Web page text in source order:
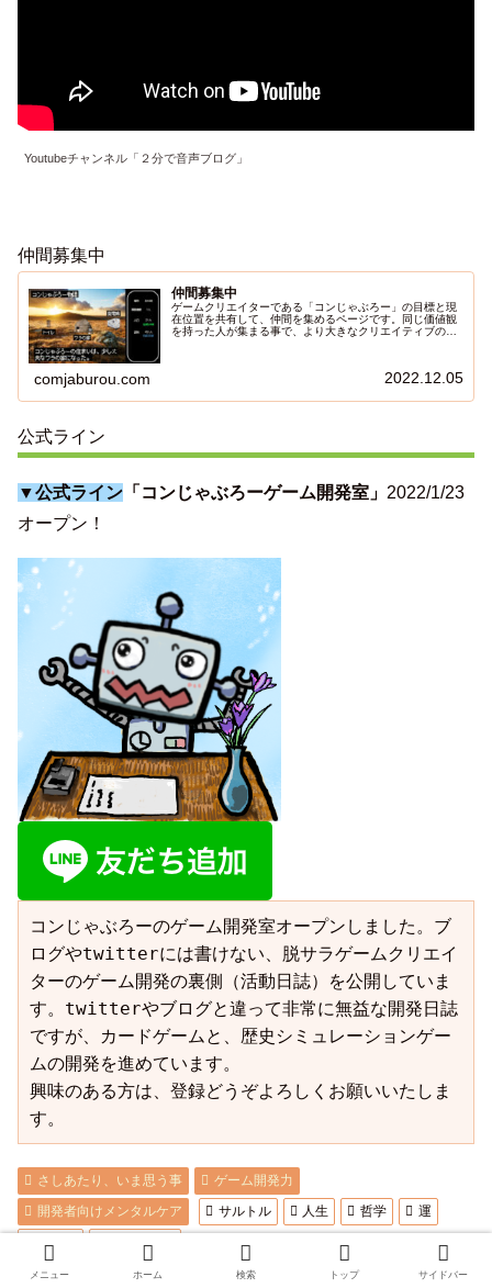
Youtubeチャンネル「２分で音声ブログ」
仲間募集中
仲間募集中
ゲームクリエイターである「コンじゃぶろー」の目標と現
在位置を共有して、仲間を集めるページです。同じ価値観
を持った人が集まる事で、より大きなクリエイティブの流
comjaburou.com 2022.12.05
公式ライン
▼公式ライン 「コンじゃぶろーゲーム開発室」 2022/1/23
オープン！
コンじゃぶろーのゲーム開発室オープンしました。ブ
ログやtwitterには書けない、脱サラゲームクリエイ
ターのゲーム開発の裏側（活動日誌）を公開していま
す。twitterやブログと違って非常に無益な開発日誌
ですが、カードゲームと、歴史シミュレーションゲー
ムの開発を進めています。
興味のある方は、登録どうぞよろしくお願いいたしま
す。
さしあたり、いま思う事
ゲーム開発力
開発者向けメンタルケア
サルトル 人生 哲学
運
選択肢
４コマ漫画
メニュー ホーム 検索 トップ サイドバー